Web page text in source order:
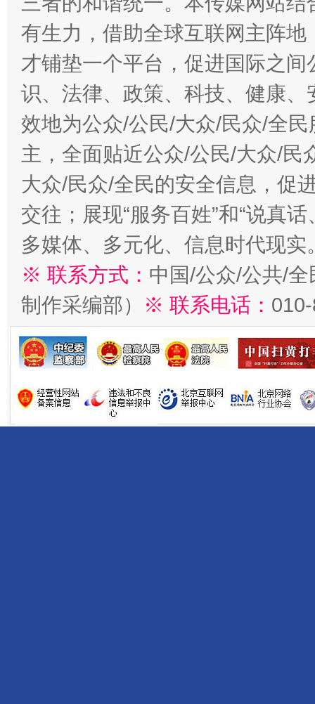
有生力，借助全球互联网主阵
才铺垫一个平台，促进国际之
识、法律、政策、科技、健康
效地为公众/公民/大众/民众/全
主，全面贴近公众/公民/大众/民
大众/民众/全民的安全信息，促
交往；展现“服务百姓”和“说真
多媒体、多元化、信息时代现实
※ 联系方式： 中国/公众/公共/
制作采编部）
※ 联系电话：